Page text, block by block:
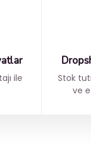
ile
Stok
ve